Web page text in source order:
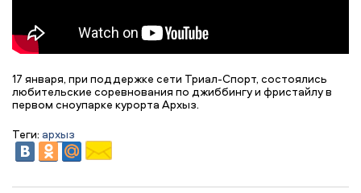
17 января, при поддержке сети Триал-Спорт, состоялись
любительские соревнования по джиббингу и фристайлу в
первом сноупарке курорта Архыз.
Теги: архыз